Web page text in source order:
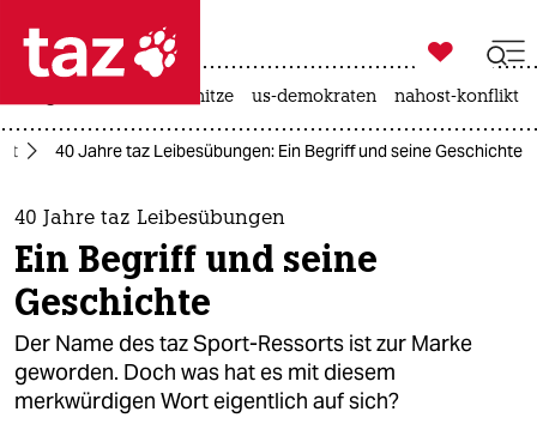
 taz zahl ich
taz zahl ich
themen
politik
öko
gesellschaft

taz zahl ich
hitze us-demokraten nahost-konflikt
40 Jahre taz Leibesübungen: Ein Begriff und seine Geschichte
40 Jahre taz Leibesübungen
Ein Begriff und seine
Geschichte
Der Name des taz Sport-Ressorts ist zur Marke
geworden. Doch was hat es mit diesem
merkwürdigen Wort eigentlich auf sich?